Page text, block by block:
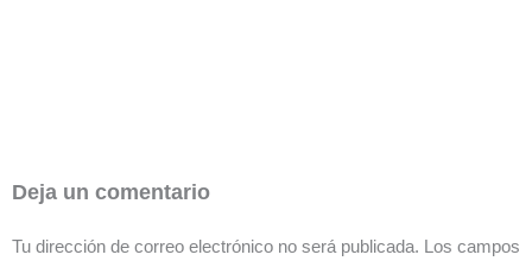
Deja un comentario
Tu dirección de correo electrónico no será publicada. Los campos